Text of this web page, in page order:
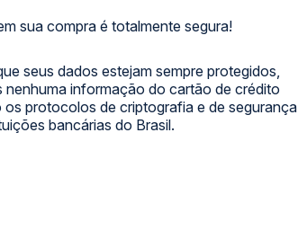
sua compra é totalmente segura!
seus dados estejam sempre protegidos,
nenhuma informação do cartão de crédito
os protocolos de criptografia e de segurança
bancárias do Brasil.